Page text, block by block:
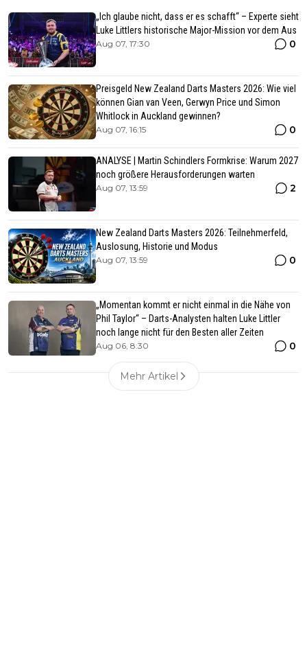
„Ich glaube nicht, dass er es schafft“ – Experte sieht
Luke Littlers historische Major-Mission vor dem Aus
Aug 07, 17:30 0
Preisgeld New Zealand Darts Masters 2026: Wie viel
können Gian van Veen, Gerwyn Price und Simon
Whitlock in Auckland gewinnen?
Aug 07, 16:15 0
ANALYSE | Martin Schindlers Formkrise: Warum 2027
noch größere Herausforderungen warten
Aug 07, 13:59 2
New Zealand Darts Masters 2026: Teilnehmerfeld,
Auslosung, Historie und Modus
Aug 07, 13:59 0
„Momentan kommt er nicht einmal in die Nähe von
Phil Taylor“ – Darts-Analysten halten Luke Littler
noch lange nicht für den Besten aller Zeiten
Aug 06, 8:30 0
Mehr Artikel